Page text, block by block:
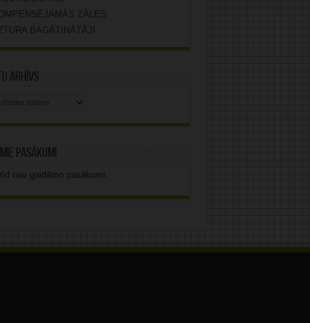
ZĀLES
BAGĀTINĀTĀJI
arhīvs
pasākumi
nav gaidāmo pasākumi.